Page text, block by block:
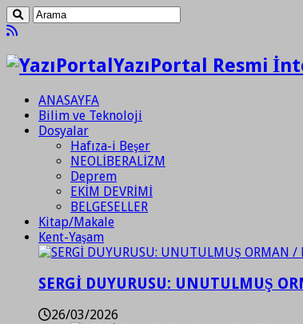
YazıPortal Resmi
ANASAYFA
Bilim ve Teknoloji
Dosyalar
Hafıza-i Beşer
NEOLİBERALİZM
Deprem
EKİM DEVRİMİ
BELGESELLER
Kitap/Makale
Kent-Yaşam
SERGİ DUYURUSU: UNUTULMUŞ
26/03/2026